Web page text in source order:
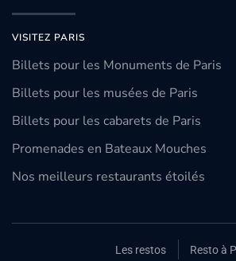
VISITEZ PARIS
Billets pour les Monuments de Paris
Billets pour les musées de Paris
Billets pour les cabarets de Paris
Promenades en Bateaux Mouches
Nos meilleurs restaurants étoilés
Les restos Resto à